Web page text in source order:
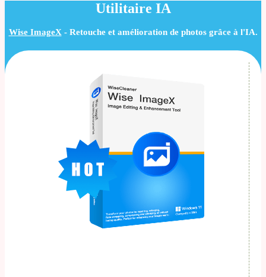
Utilitaire IA
Wise ImageX - Retouche et amélioration de photos grâce à l'IA.